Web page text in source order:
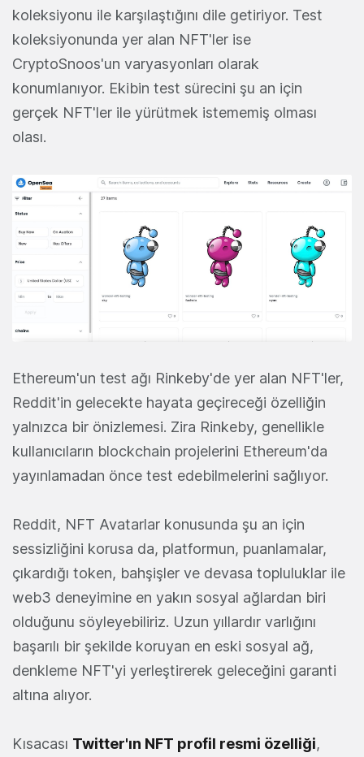
koleksiyonu ile karşılaştığını dile getiriyor. Test
koleksiyonunda yer alan NFT'ler ise
CryptoSnoos'un varyasyonları olarak
konumlanıyor. Ekibin test sürecini şu an için
gerçek NFT'ler ile yürütmek istememiş olması
olası.
Ethereum'un test ağı Rinkeby'de yer alan NFT'ler,
Reddit'in gelecekte hayata geçireceği özelliğin
yalnızca bir önizlemesi. Zira Rinkeby, genellikle
kullanıcıların blockchain projelerini Ethereum'da
yayınlamadan önce test edebilmelerini sağlıyor.
Reddit, NFT Avatarlar konusunda şu an için
sessizliğini korusa da, platformun, puanlamalar,
çıkardığı token, bahşişler ve devasa topluluklar ile
web3 deneyimine en yakın sosyal ağlardan biri
olduğunu söyleyebiliriz. Uzun yıllardır varlığını
başarılı bir şekilde koruyan en eski sosyal ağ,
denkleme NFT'yi yerleştirerek geleceğini garanti
altına alıyor.
Kısacası Twitter'ın NFT profil resmi özelliği,